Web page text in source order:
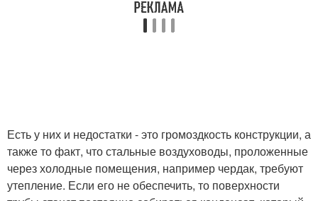
Есть у них и недостатки - это громоздкость конструкции, а
также то факт, что стальные воздуховоды, проложенные
через холодные помещения, например чердак, требуют
утепление. Если его не обеспечить, то поверхности